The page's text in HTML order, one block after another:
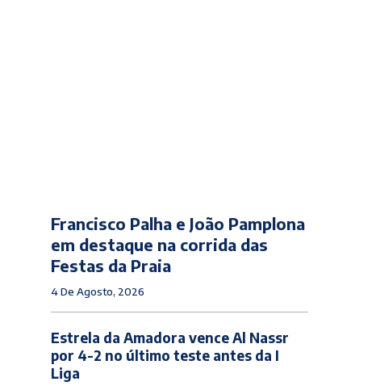
Francisco Palha e João Pamplona
em destaque na corrida das
Festas da Praia
4 De Agosto, 2026
Estrela da Amadora vence Al Nassr
por 4-2 no último teste antes da I
Liga